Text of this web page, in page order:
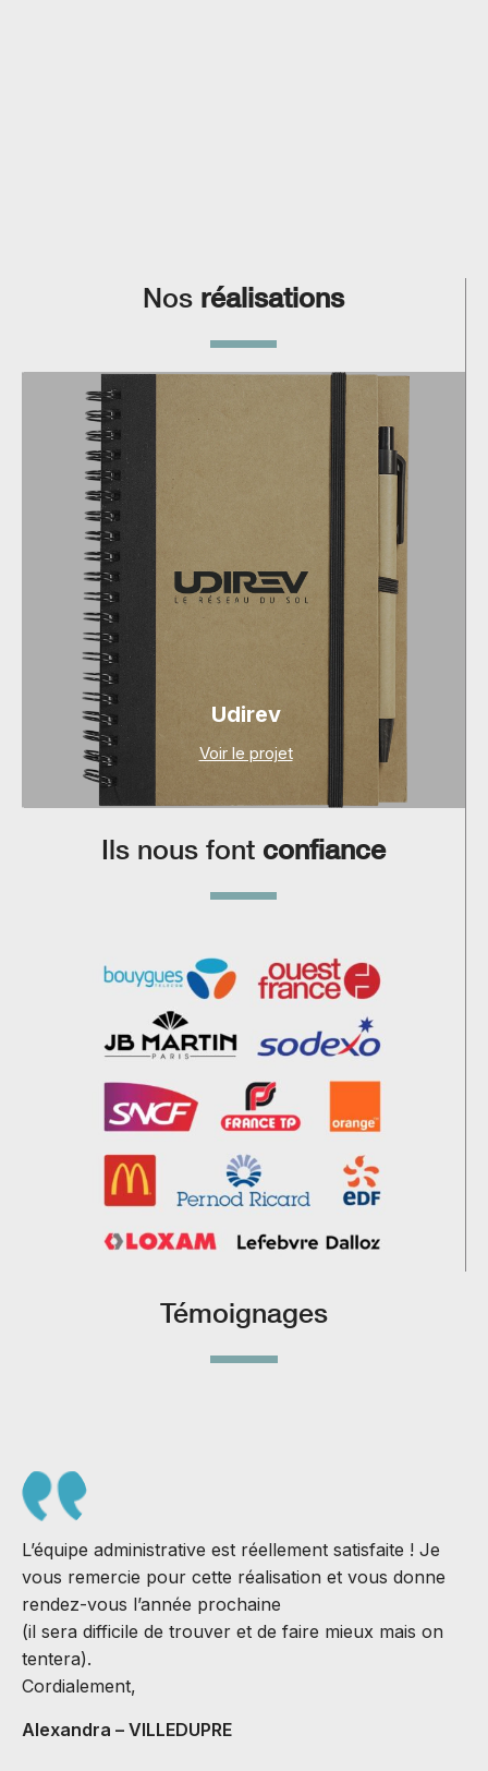
Nos réalisations
Udirev
Voir le projet
Ils nous font confiance
Témoignages
L’équipe administrative est réellement satisfaite ! Je
vous remercie pour cette réalisation et vous donne
rendez-vous l’année prochaine
(il sera difficile de trouver et de faire mieux mais on
tentera).
Cordialement,
Alexandra – VILLEDUPRE